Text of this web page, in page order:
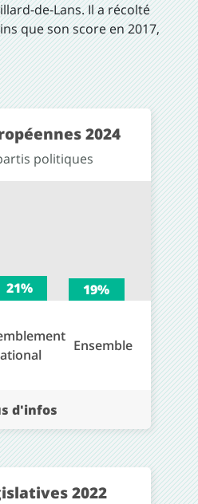
de-Lans. Il a récolté
que son score en 2017,
2024
politiques
21% 19%
Ensemble
d'infos
2022